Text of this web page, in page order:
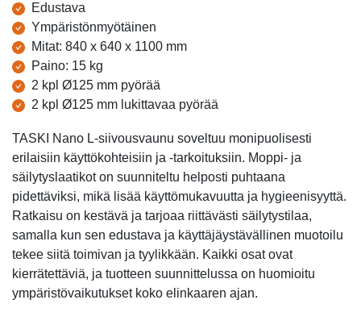
Edustava
Ympäristönmyötäinen
Mitat: 840 x 640 x 1100 mm
Paino: 15 kg
2 kpl Ø125 mm pyörää
2 kpl Ø125 mm lukittavaa pyörää
TASKI Nano L-siivousvaunu soveltuu monipuolisesti
erilaisiin käyttökohteisiin ja -tarkoituksiin. Moppi- ja
säilytyslaatikot on suunniteltu helposti puhtaana
pidettäviksi, mikä lisää käyttömukavuutta ja hygieenisyyttä.
Ratkaisu on kestävä ja tarjoaa riittävästi säilytystilaa,
samalla kun sen edustava ja käyttäjäystävällinen muotoilu
tekee siitä toimivan ja tyylikkään. Kaikki osat ovat
kierrätettäviä, ja tuotteen suunnittelussa on huomioitu
ympäristövaikutukset koko elinkaaren ajan.